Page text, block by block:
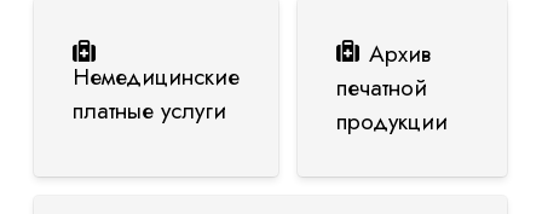
Немедицинские
платные услуги
Архив
печатной
продукции